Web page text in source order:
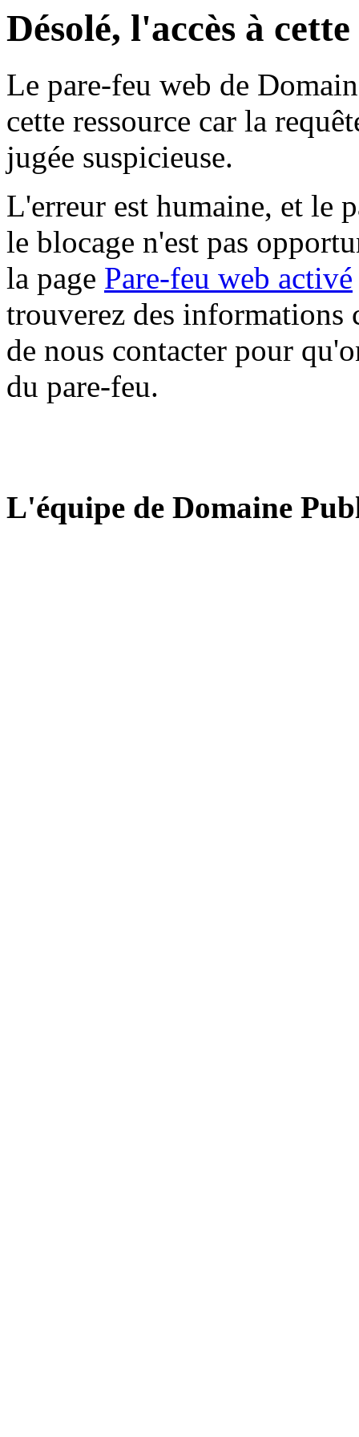
Désolé, l'accès à
Le pare-feu web de
cette ressource car la
jugée suspicieuse.
L'erreur est humaine, et le
le blocage n'est pas
la page Pare-feu web activé
trouverez des informations
de nous contacter pour
du pare-feu.
L'équipe de Domaine